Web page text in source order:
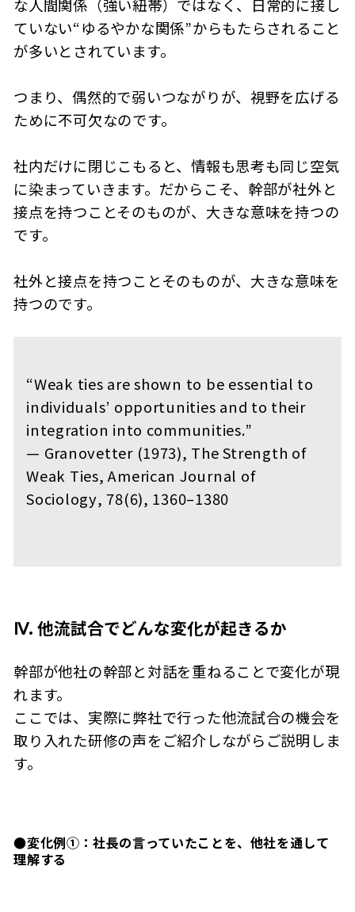
な人間関係（強い紐帯）ではなく、日常的に接し
ていない“ゆるやかな関係”からもたらされること
が多いとされています。
つまり、偶然的で弱いつながりが、視野を広げる
ために不可欠なのです。
社内だけに閉じこもると、情報も思考も同じ空気
に染まっていきます。だからこそ、幹部が社外と
接点を持つことそのものが、大きな意味を持つの
です。
社外と接点を持つことそのものが、大きな意味を
持つのです。
“Weak ties are shown to be essential to
individuals’ opportunities and to their
integration into communities.”
— Granovetter (1973), The Strength of
Weak Ties,American Journal of
Sociology, 78(6), 1360–1380
Ⅳ. 他流試合でどんな変化が起きるか
幹部が他社の幹部と対話を重ねることで変化が現
れます。
ここでは、実際に弊社で行った他流試合の機会を
取り入れた研修の声をご紹介しながらご説明しま
す。
●変化例①：社長の言っていたことを、他社を通して
理解する